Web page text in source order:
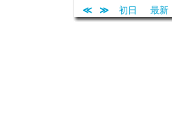
≪ ≫ 初日 最新